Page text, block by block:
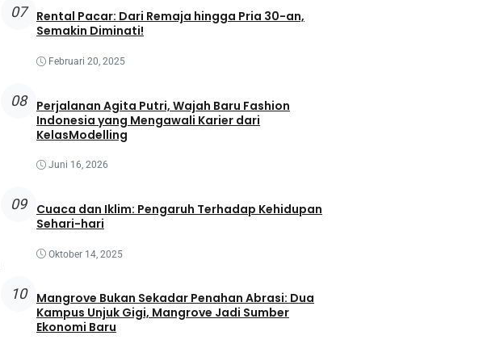
07
Rental Pacar: Dari Remaja hingga Pria 30-an,
Semakin Diminati!
Februari 20, 2025
08
Perjalanan Agita Putri, Wajah Baru Fashion
Indonesia yang Mengawali Karier dari
KelasModelling
Juni 16, 2026
09
Cuaca dan Iklim: Pengaruh Terhadap Kehidupan
Sehari-hari
Oktober 14, 2025
10
Mangrove Bukan Sekadar Penahan Abrasi: Dua
Kampus Unjuk Gigi, Mangrove Jadi Sumber
Ekonomi Baru